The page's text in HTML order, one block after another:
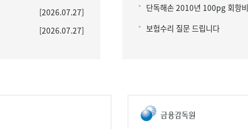
[2026.07.27]
[2026.07.27]
단독해손 2010년 100pg 회항비
보험수리 질문 드립니다